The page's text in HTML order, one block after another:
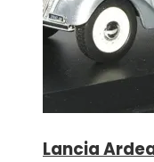
Lancia